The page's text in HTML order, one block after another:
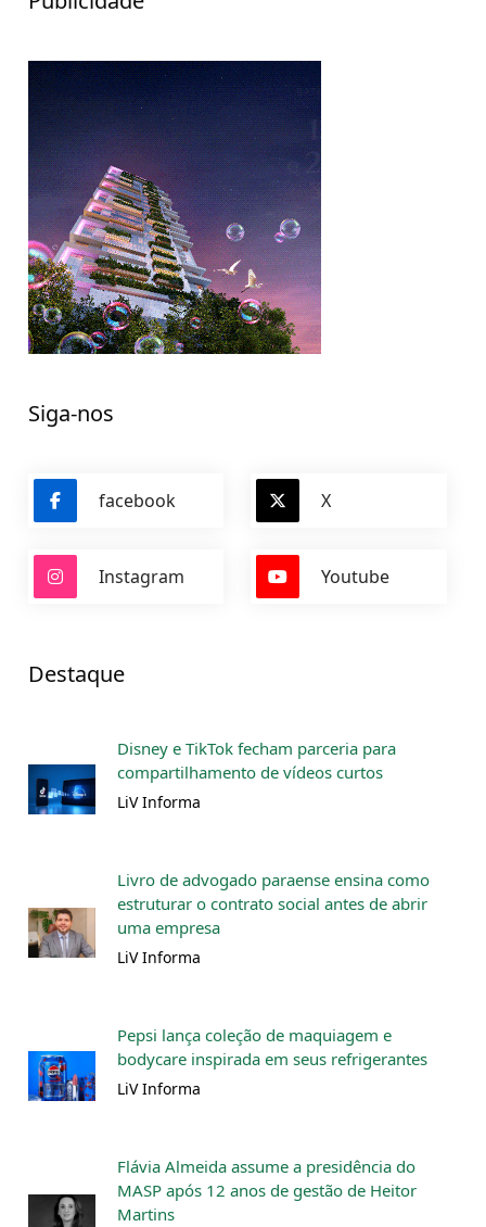
Siga-nos
facebook X
Instagram Youtube
Destaque
Disney e TikTok fecham parceria para
compartilhamento de vídeos curtos
LiV Informa
Livro de advogado paraense ensina como
estruturar o contrato social antes de abrir
uma empresa
LiV Informa
Pepsi lança coleção de maquiagem e
bodycare inspirada em seus refrigerantes
LiV Informa
Flávia Almeida assume a presidência do
MASP após 12 anos de gestão de Heitor
Martins